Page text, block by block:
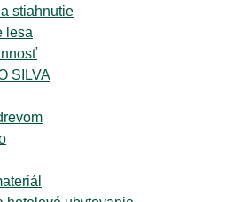
stiahnutie
lesa
SILVA